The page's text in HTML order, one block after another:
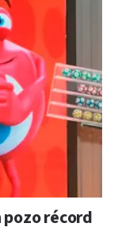
pozo récord